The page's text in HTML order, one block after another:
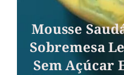
Mousse
Sobremesa
Sem Açúcar